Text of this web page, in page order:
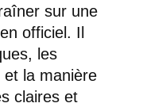
sur une
officiel. Il
les
la manière
claires et